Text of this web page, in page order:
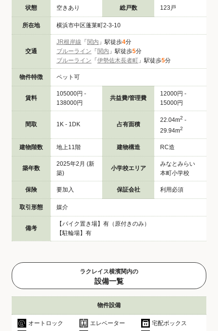
状態 空きあり 総戸数 123戸
所在地 横浜市中区蓬莱町2-3-10
交通
JR根岸線 「 関内 」駅徒歩4分
ブルーライン 「 関内 」駅徒歩5分
ブルーライン 「 伊勢佐木長者町 」駅徒歩5分
物件特徴 ペット可
賃料
105000円 -
138000円
共益費/管理費
12000円 -
15000円
間取 1K - 1DK 占有面積
22.04m2 -
29.94m2
建物階数 地上11階 建物構造 RC造
築年数
2025年2月 (新
築)
小学校エリア
みなとみらい
本町小学校
保険 要加入 保証会社 利用必須
取引形態 媒介
備考
【バイク置き場】有（原付きのみ）
【駐輪場】有
ラクレイス横濱関内の
設備一覧
物件設備
オートロック エレベーター
宅配ボックス